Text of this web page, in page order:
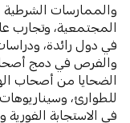
والممارسات
المجتمعية، وتجارب
في دول رائدة،
والفرص في دمج
الضحايا من أصحاب
للطوارئ،
في الاستجابة